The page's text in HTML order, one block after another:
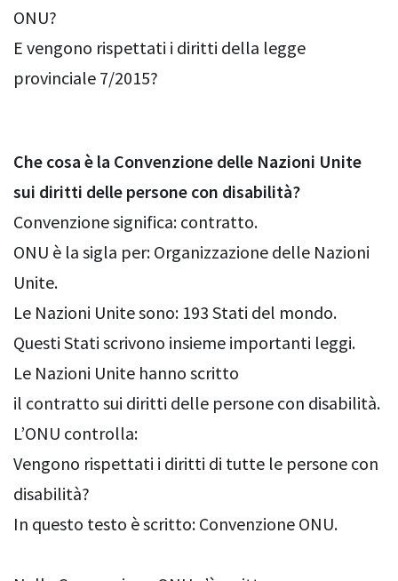
ONU?
E vengono rispettati i diritti della legge
provinciale 7/2015?
Che cosa è la Convenzione delle Nazioni Unite
sui diritti delle persone con disabilità?
Convenzione significa: contratto.
ONU è la sigla per: Organizzazione delle Nazioni
Unite.
Le Nazioni Unite sono: 193 Stati del mondo.
Questi Stati scrivono insieme importanti leggi.
Le Nazioni Unite hanno scritto
il contratto sui diritti delle persone con disabilità.
L’ONU controlla:
Vengono rispettati i diritti di tutte le persone con
disabilità?
In questo testo è scritto: Convenzione ONU.